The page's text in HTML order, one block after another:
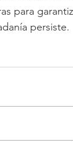
para
persiste.